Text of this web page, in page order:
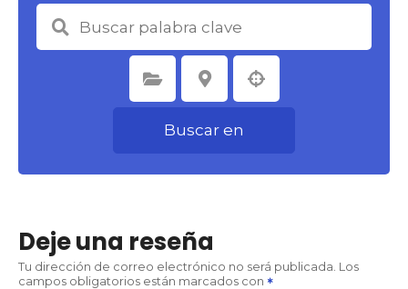
Seleccione la categoría Seleccione la ubicación
Buscar en
Deje una reseña
Tu dirección de correo electrónico no será publicada. Los
campos obligatorios están marcados con